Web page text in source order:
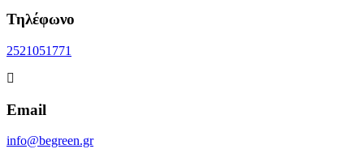
Τηλέφωνο
2521051771
Email
info@begreen.gr